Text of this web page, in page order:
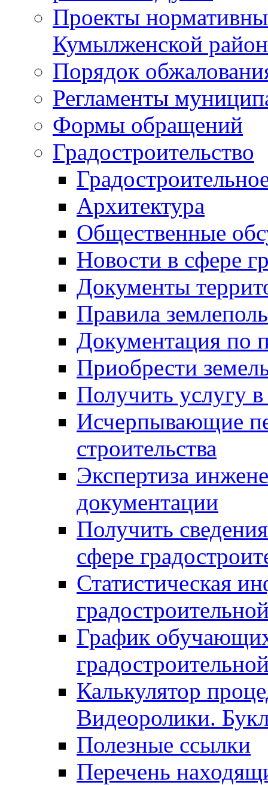
Проекты
Кумылженской
Порядок
Регламенты
Формы обращений
Градостроительство
Архитектура
Общественные
Новости в сфере
Документы
Правила
Документация по
Приобрести
Получить услугу в
Исчерпывающие
строительства
Экспертиза
документации
Получить
сфере
Статистическая
График
Калькулятор
Видеоролики.
Полезные ссылки
Перечень